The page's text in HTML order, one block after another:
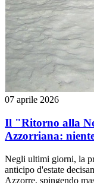
07 aprile 2026
Il "Ritorno alla
Azzorriana:
Negli ultimi giorni, la
anticipo d'estate
Azzorre, spingendo